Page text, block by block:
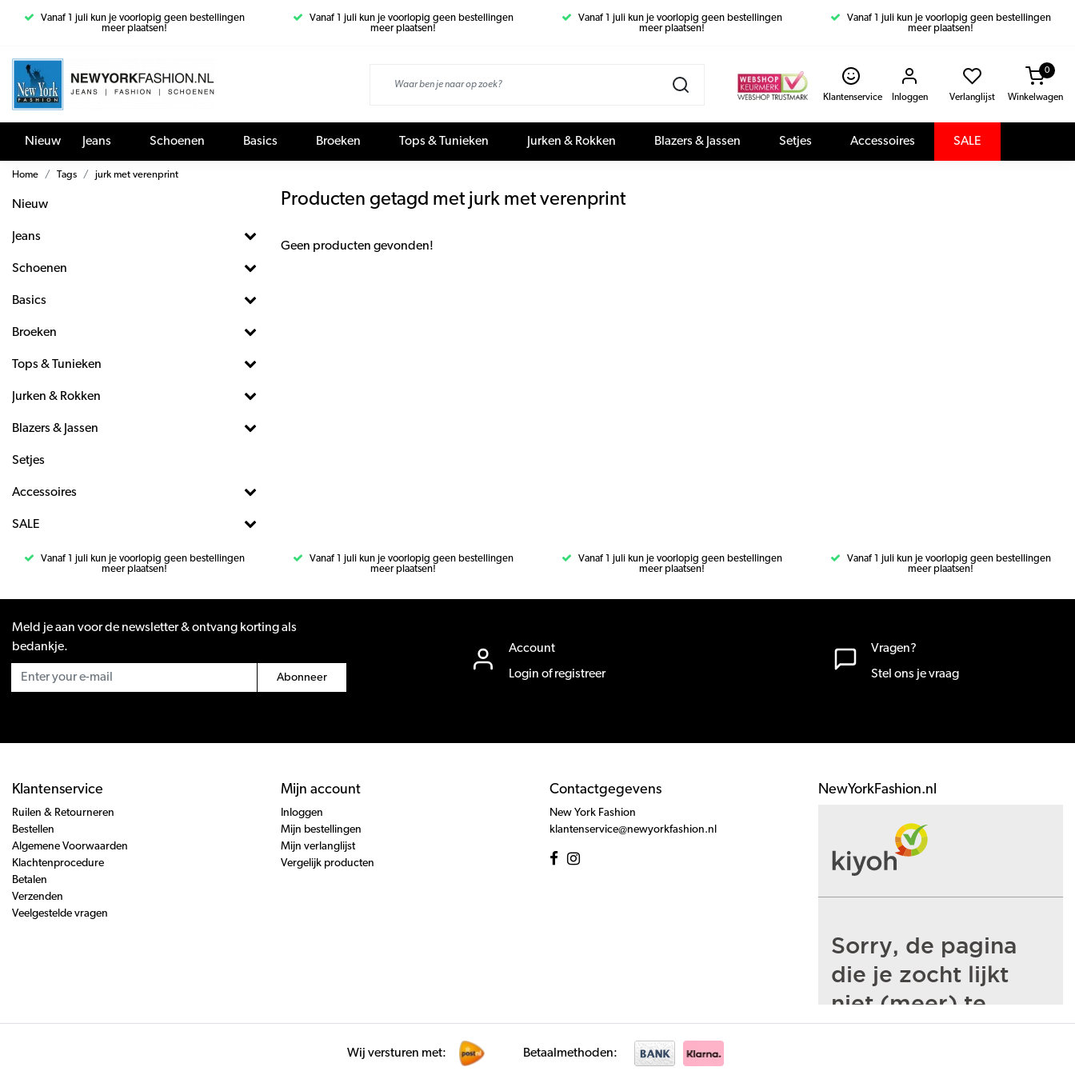
Vanaf 1 juli kun je voorlopig geen bestellingen
meer plaatsen!
Vanaf 1 juli kun je voorlopig geen bestellingen
meer plaatsen!
Vanaf 1 juli kun je voorlopig geen bestellingen
meer plaatsen!
Vanaf 1 juli kun je voorlopig geen bestellingen
meer plaatsen!
Klantenservice Inloggen Verlanglijst Winkelwagen
0
Nieuw Jeans Schoenen Basics Broeken Tops & Tunieken Jurken & Rokken Blazers & Jassen Setjes Accessoires SALE
Home Tags jurk met verenprint
Nieuw
Jeans
Schoenen
Basics
Broeken
Tops & Tunieken
Jurken & Rokken
Blazers & Jassen
Setjes
Accessoires
SALE
Producten getagd met jurk met verenprint
Geen producten gevonden!
Vanaf 1 juli kun je voorlopig geen bestellingen
meer plaatsen!
Vanaf 1 juli kun je voorlopig geen bestellingen
meer plaatsen!
Vanaf 1 juli kun je voorlopig geen bestellingen
meer plaatsen!
Vanaf 1 juli kun je voorlopig geen bestellingen
meer plaatsen!
Meld je aan voor de newsletter & ontvang korting als
bedankje.
Abonneer
Account
Login of registreer
Vragen?
Stel ons je vraag
Klantenservice
Ruilen & Retourneren
Bestellen
Algemene Voorwaarden
Klachtenprocedure
Betalen
Verzenden
Veelgestelde vragen
Mijn account
Inloggen
Mijn bestellingen
Mijn verlanglijst
Vergelijk producten
Contactgegevens
New York Fashion
klantenservice@newyorkfashion.nl
NewYorkFashion.nl
Wij versturen met: Betaalmethoden: